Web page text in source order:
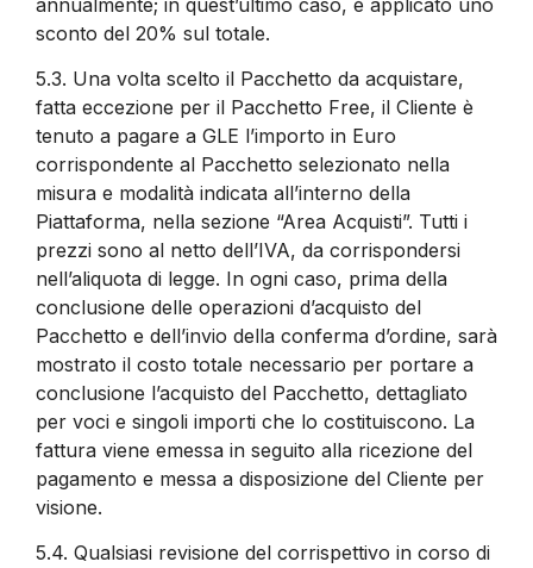
sconto del 20% sul totale.
5.3. Una volta scelto il Pacchetto da acquistare,
fatta eccezione per il Pacchetto Free, il Cliente è
tenuto a pagare a GLE l’importo in Euro
corrispondente al Pacchetto selezionato nella
misura e modalità indicata all’interno della
Piattaforma, nella sezione “Area Acquisti”. Tutti i
prezzi sono al netto dell’IVA, da corrispondersi
nell’aliquota di legge. In ogni caso, prima della
conclusione delle operazioni d’acquisto del
Pacchetto e dell’invio della conferma d’ordine, sarà
mostrato il costo totale necessario per portare a
conclusione l’acquisto del Pacchetto, dettagliato
per voci e singoli importi che lo costituiscono. La
fattura viene emessa in seguito alla ricezione del
pagamento e messa a disposizione del Cliente per
visione.
5.4. Qualsiasi revisione del corrispettivo in corso di